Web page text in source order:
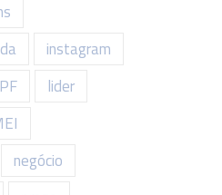
instagram
lider
negócio